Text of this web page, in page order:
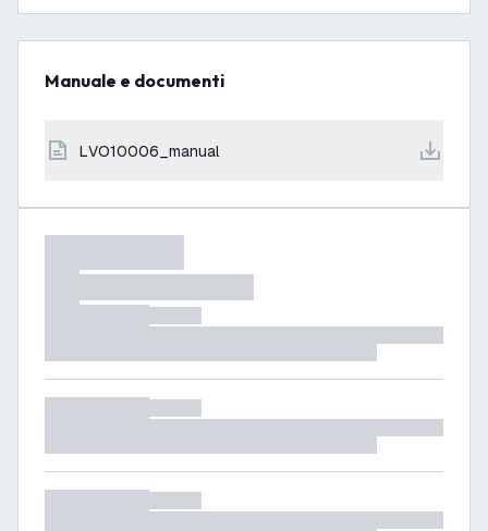
Manuale e documenti
LVO10006_manual